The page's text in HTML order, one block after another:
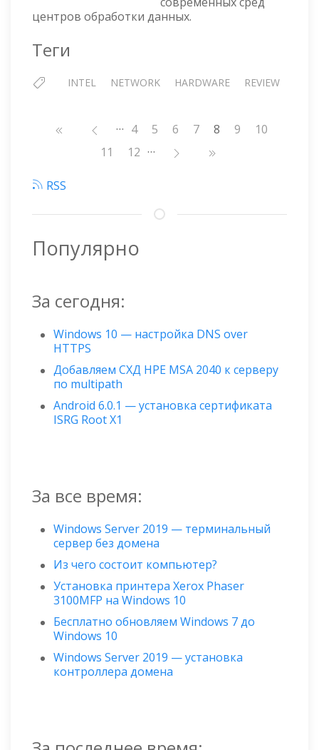
центров обработки данных.
Теги
INTEL NETWORK HARDWARE REVIEW
Нумерация
… Страница
4 Страница
5 Страница
6 Страница
7 8 Страница
9 Страница
10
Страница
11 Страница
12 …
RSS
Популярно
За сегодня:
Windows 10 — настройка DNS over
HTTPS
Добавляем СХД HPE MSA 2040 к серверу
по multipath
Android 6.0.1 — установка сертификата
ISRG Root X1
За все время:
Windows Server 2019 — терминальный
сервер без домена
Из чего состоит компьютер?
Установка принтера Xerox Phaser
3100MFP на Windows 10
Бесплатно обновляем Windows 7 до
Windows 10
Windows Server 2019 — установка
контроллера домена